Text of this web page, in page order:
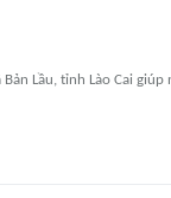
Lầu, tỉnh Lào Cai